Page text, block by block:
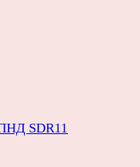
SDR11